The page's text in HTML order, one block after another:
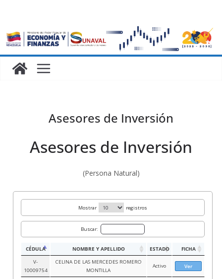
Asesores de Inversión
Asesores de Inversión
(Persona Natural)
Mostrar registros
Buscar:
CÉDULA NOMBRE Y APELLIDO ESTADO
FICHA
V-
10009754
CELINA DE LAS MERCEDES ROMERO
MONTILLA
Activo Ver